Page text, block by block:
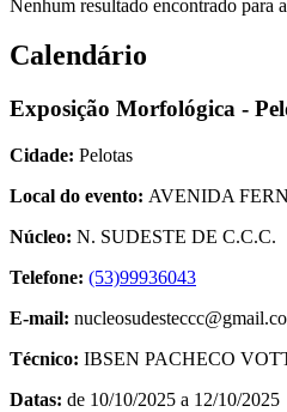
Nenhum resultado encontrado para
Calendário
Exposição Morfológica -
Cidade: Pelotas
Local do evento: AVENIDA
Núcleo: N. SUDESTE DE C.C.C.
Telefone: (53)99936043
E-mail:
Técnico: IBSEN PACHECO
Datas: de 10/10/2025 a 12/10/2025